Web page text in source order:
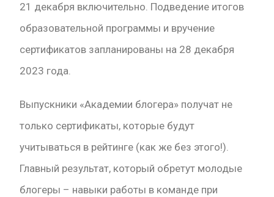
21 декабря включительно. Подведение итогов
образовательной программы и вручение
сертификатов запланированы на 28 декабря
2023 года.
Выпускники «Академии блогера» получат не
только сертификаты, которые будут
учитываться в рейтинге (как же без этого!).
Главный результат, который обретут молодые
блогеры – навыки работы в команде при